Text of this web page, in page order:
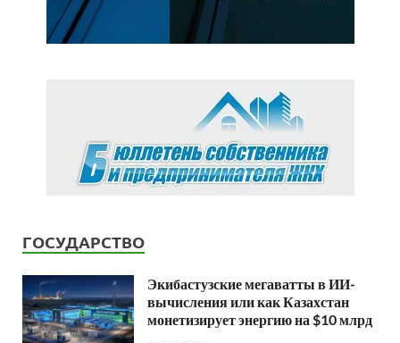
ГОСУДАРСТВО
Экибастузские мегаватты в ИИ-
вычисления или как Казахстан
монетизирует энергию на $10 млрд